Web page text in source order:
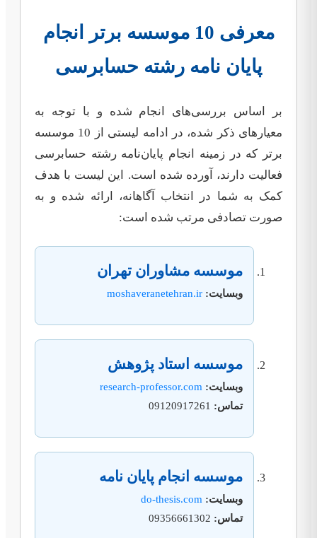
معرفی 10 موسسه برتر انجام
پایان نامه رشته حسابرسی
بر اساس بررسی‌های انجام شده و با توجه به
معیارهای ذکر شده، در ادامه لیستی از 10 موسسه
برتر که در زمینه انجام پایان‌نامه رشته حسابرسی
فعالیت دارند، آورده شده است. این لیست با هدف
کمک به شما در انتخاب آگاهانه، ارائه شده و به
صورت تصادفی مرتب شده است:
موسسه مشاوران تهران
وبسایت: moshaveranetehran.ir
موسسه استاد پژوهش
وبسایت: research-professor.com
تماس:
موسسه انجام پایان نامه
وبسایت: do-thesis.com
تماس: